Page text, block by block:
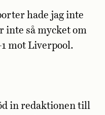
hade jag inte
inte så mycket om
mot Liverpool.
in redaktionen till